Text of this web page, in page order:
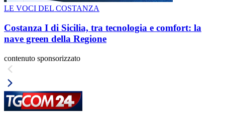
LE VOCI DEL COSTANZA
Costanza I di Sicilia, tra tecnologia e comfort: la
nave green della Regione
contenuto sponsorizzato